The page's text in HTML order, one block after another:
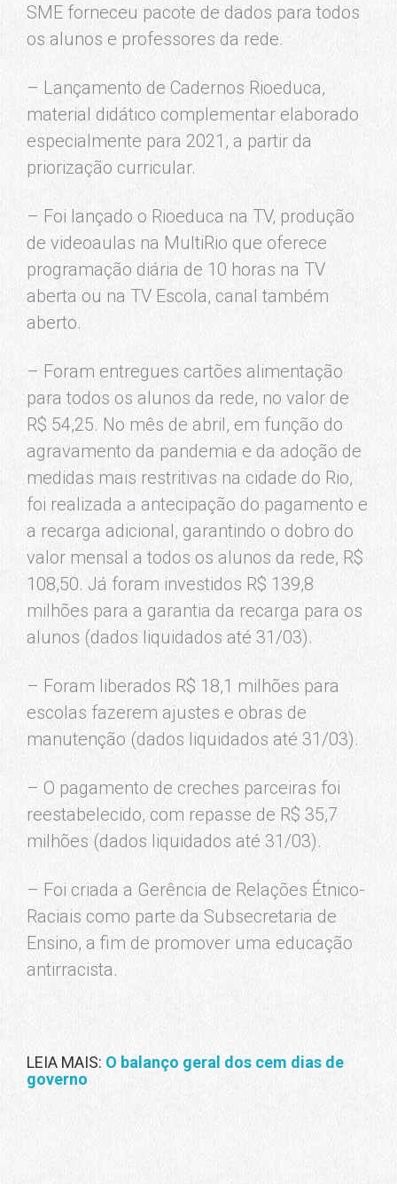
SME forneceu pacote de dados para todos
os alunos e professores da rede.
– Lançamento de Cadernos Rioeduca,
material didático complementar elaborado
especialmente para 2021, a partir da
priorização curricular.
– Foi lançado o Rioeduca na TV, produção
de videoaulas na MultiRio que oferece
programação diária de 10 horas na TV
aberta ou na TV Escola, canal também
aberto.
– Foram entregues cartões alimentação
para todos os alunos da rede, no valor de
R$ 54,25. No mês de abril, em função do
agravamento da pandemia e da adoção de
medidas mais restritivas na cidade do Rio,
foi realizada a antecipação do pagamento e
a recarga adicional, garantindo o dobro do
valor mensal a todos os alunos da rede, R$
108,50. Já foram investidos R$ 139,8
milhões para a garantia da recarga para os
alunos (dados liquidados até 31/03).
– Foram liberados R$ 18,1 milhões para
escolas fazerem ajustes e obras de
manutenção (dados liquidados até 31/03).
– O pagamento de creches parceiras foi
reestabelecido, com repasse de R$ 35,7
milhões (dados liquidados até 31/03).
– Foi criada a Gerência de Relações Étnico-
Raciais como parte da Subsecretaria de
Ensino, a fim de promover uma educação
antirracista.
LEIA MAIS: O balanço geral dos cem dias de
governo